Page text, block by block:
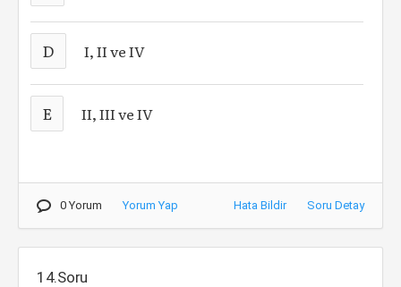
D I, II ve IV
E II, III ve IV
0 Yorum Yorum Yap Hata Bildir Soru Detay
14.Soru